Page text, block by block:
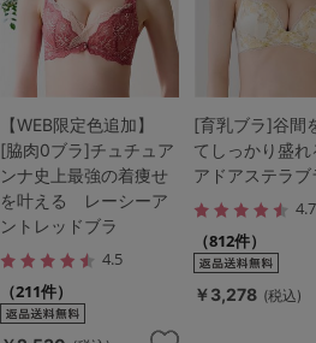
【WEB限定色追加】
[脇肉0ブラ]チュチュア
ンナ史上最強の着痩せ
を叶える レーシーア
ントレッドブラ
4.5
（211件）
[育乳ブラ]谷間
てしっかり盛
アドアステラブ
4.7
（812件）
￥3,278 (税込)